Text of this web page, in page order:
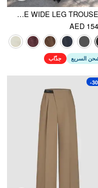
LACE TRIMMED LOW RISE WIDE LEG TROUSERS
AED
السريع جذّاب
-